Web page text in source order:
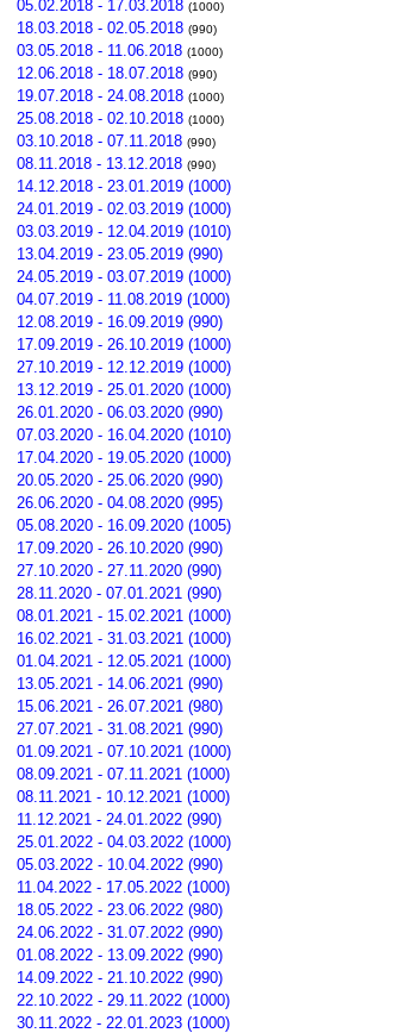
05.02.2018 - 17.03.2018 (1000)
18.03.2018 - 02.05.2018 (990)
03.05.2018 - 11.06.2018 (1000)
12.06.2018 - 18.07.2018 (990)
19.07.2018 - 24.08.2018 (1000)
25.08.2018 - 02.10.2018 (1000)
03.10.2018 - 07.11.2018 (990)
08.11.2018 - 13.12.2018 (990)
14.12.2018 - 23.01.2019 (1000)
24.01.2019 - 02.03.2019 (1000)
03.03.2019 - 12.04.2019 (1010)
13.04.2019 - 23.05.2019 (990)
24.05.2019 - 03.07.2019 (1000)
04.07.2019 - 11.08.2019 (1000)
12.08.2019 - 16.09.2019 (990)
17.09.2019 - 26.10.2019 (1000)
27.10.2019 - 12.12.2019 (1000)
13.12.2019 - 25.01.2020 (1000)
26.01.2020 - 06.03.2020 (990)
07.03.2020 - 16.04.2020 (1010)
17.04.2020 - 19.05.2020 (1000)
20.05.2020 - 25.06.2020 (990)
26.06.2020 - 04.08.2020 (995)
05.08.2020 - 16.09.2020 (1005)
17.09.2020 - 26.10.2020 (990)
27.10.2020 - 27.11.2020 (990)
28.11.2020 - 07.01.2021 (990)
08.01.2021 - 15.02.2021 (1000)
16.02.2021 - 31.03.2021 (1000)
01.04.2021 - 12.05.2021 (1000)
13.05.2021 - 14.06.2021 (990)
15.06.2021 - 26.07.2021 (980)
27.07.2021 - 31.08.2021 (990)
01.09.2021 - 07.10.2021 (1000)
08.09.2021 - 07.11.2021 (1000)
08.11.2021 - 10.12.2021 (1000)
11.12.2021 - 24.01.2022 (990)
25.01.2022 - 04.03.2022 (1000)
05.03.2022 - 10.04.2022 (990)
11.04.2022 - 17.05.2022 (1000)
18.05.2022 - 23.06.2022 (980)
24.06.2022 - 31.07.2022 (990)
01.08.2022 - 13.09.2022 (990)
14.09.2022 - 21.10.2022 (990)
22.10.2022 - 29.11.2022 (1000)
30.11.2022 - 22.01.2023 (1000)